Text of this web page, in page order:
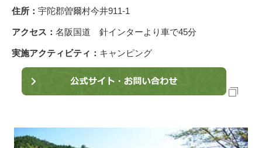
住所： 宇陀郡曽爾村今井911-1
アクセス： 名阪国道 針インターより車で45分
実施アクティビティ： キャンピング